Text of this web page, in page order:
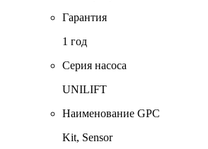
Гарантия
1 год
Серия насоса
UNILIFT
Наименование GPC
Kit, Sensor